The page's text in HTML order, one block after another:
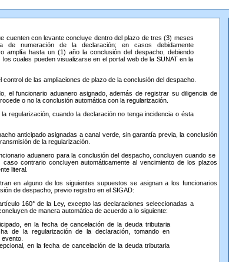
cuenten con levante concluye dentro del plazo de tres (3) meses
de numeración de la declaración; en casos debidamente
amplía hasta un (1) año la conclusión del despacho, debiendo
cuales pueden visualizarse en el portal web de la SUNAT en la
de las ampliaciones de plazo de la conclusión del despacho.
el funcionario aduanero asignado, además de registrar su diligencia de
o no la conclusión automática con la regularización.
regularización, cuando la declaración no tenga incidencia o ésta
anticipado asignadas a canal verde, sin garantía previa, la conclusión
de la regularización.
aduanero para la conclusión del despacho, concluyen cuando se
contrario concluyen automáticamente al vencimiento de los plazos
literal.
en alguno de los siguientes supuestos se asignan a los funcionarios
de despacho, previo registro en el SIGAD:
160° de la Ley, excepto las declaraciones seleccionadas a
de manera automática de acuerdo a lo siguiente:
en la fecha de cancelación de la deuda tributaria
de la regularización de la declaración, tomando en
en la fecha de cancelación de la deuda tributaria